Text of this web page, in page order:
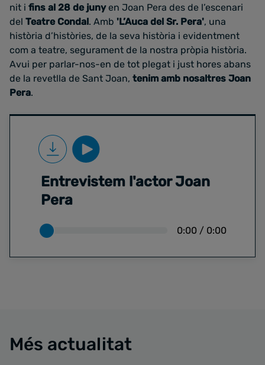
nit i fins al 28 de junyen Joan Pera des de l’escenari
del Teatre Condal. Amb 'L’Auca del Sr. Pera', una
història d’històries, de la seva història i evidentment
com a teatre, segurament de la nostra pròpia història.
Avui per parlar-nos-en de tot plegat i just hores abans
de la revetlla de Sant Joan, tenim amb nosaltres Joan
Pera.
Entrevistem l'actor Joan
Pera
0:00 / 0:00
Més actualitat